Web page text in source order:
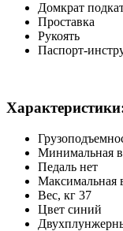
Домкрат
Проставка
Рукоять
Паспорт-
Минимальная
Педаль нет
Максимальная
Вес, кг 37
Цвет синий